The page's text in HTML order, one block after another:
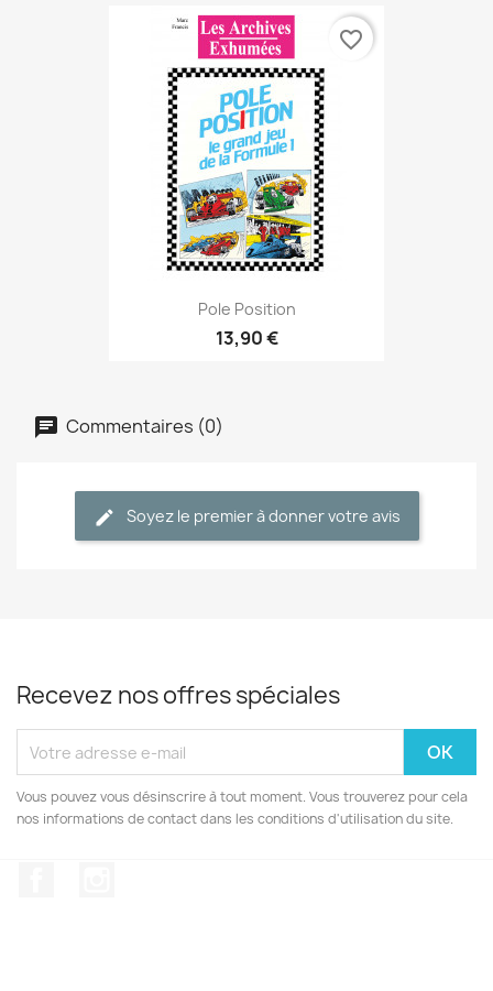
Pole Position
13,90 €
favorite_border
Commentaires (0)
Soyez le premier à donner votre avis
Recevez nos offres spéciales
Vous pouvez vous désinscrire à tout moment. Vous trouverez pour cela
nos informations de contact dans les conditions d'utilisation du site.